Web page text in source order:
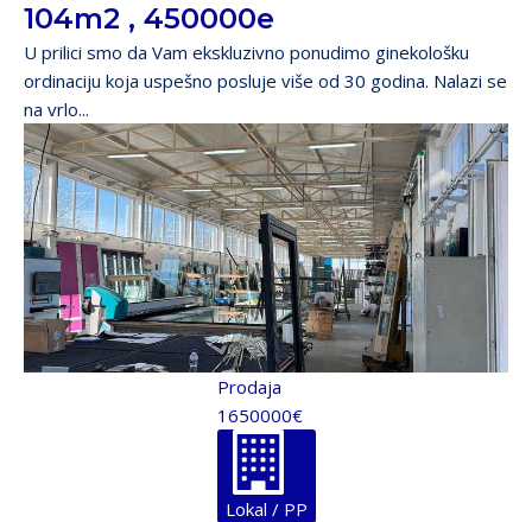
104m2 , 450000e
U prilici smo da Vam ekskluzivno ponudimo ginekološku
ordinaciju koja uspešno posluje više od 30 godina. Nalazi se
na vrlo...
Prodaja
1650000€
Lokal / PP